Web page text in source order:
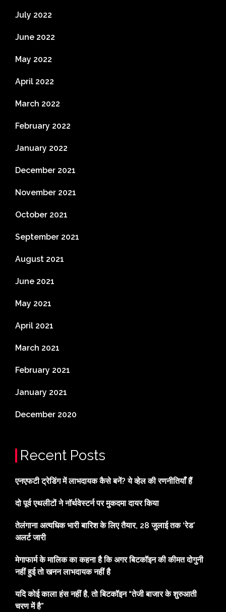
July 2022
June 2022
May 2022
April 2022
March 2022
February 2022
January 2022
December 2021
November 2021
October 2021
September 2021
August 2021
June 2021
May 2021
April 2021
March 2021
February 2021
January 2021
December 2020
Recent Posts
एनएफटी ट्रेडिंग में लाभदायक कैसे बनें? ये व्हेल की रणनीतियाँ हैं
दो पूर्व एथलीटों ने नॉर्थवेस्टर्न पर मुकदमा दायर किया
तेलंगाना अत्यधिक भारी बारिश के लिए तैयार, 28 जुलाई तक ‘रेड’
अलर्ट जारी
मेगाफार्म के मालिक का कहना है कि अगर बिटकॉइन की कीमत दोगुनी
नहीं हुई तो खनन लाभदायक नहीं है
यदि कोई काला हंस नहीं है, तो बिटकॉइन “तेजी बाजार के शुरुआती
चरण में है”